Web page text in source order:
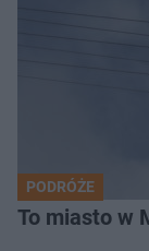
PODRÓŻE
To miasto w